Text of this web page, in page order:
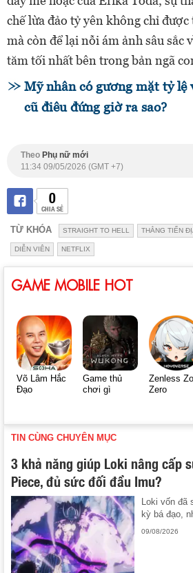
chế lừa đảo tỷ yên không chỉ
mà còn để lại nỗi ám ảnh sâu sắc
tăm tối nhất bên trong bản ngã
Mỹ nhân có gương mặt tỷ lệ
cũ điêu đứng giờ ra sao?
Theo Phụ nữ mới
11:34 09/05/2026 (GMT +7)
0
CHIA SẺ
TỪ KHÓA STRAIGHT TO HELL THẲNG TIẾN
DIỄN VIÊN NETFLIX
GAME MOBILE HOT
Võ Lâm Hắc
Đạo
Game thủ
chơi gì
Zenless
Zero
TIN CÙNG CHUYÊN MỤC
3 khả năng giúp Loki nâng cấp
Piece, đủ sức đối đầu Imu?
Loki vốn đã
kỳ bá đạo,
09/08/2026